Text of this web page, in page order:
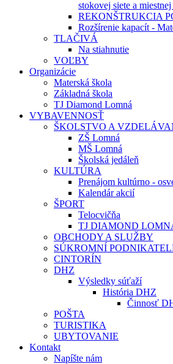
stokovej siete a
REKONŠTRUKCIA
Rozšírenie kapacít -
TLAČIVÁ
Na stiahnutie
VOĽBY
Organizácie
Materská škola
Základná škola
TJ Diamond Lomná
VYBAVENNOSŤ
ŠKOLSTVO A
ZŠ Lomná
MŠ Lomná
Školská jedáleň
KULTÚRA
Prenájom kultúrno -
Kalendár akcií
ŠPORT
Telocvičňa
TJ DIAMOND
OBCHODY A SLUŽBY
SÚKROMNÍ
CINTORÍN
DHZ
Výsledky súťaží
História DHZ
Činnosť
POŠTA
TURISTIKA
UBYTOVANIE
Kontakt
Napíšte nám